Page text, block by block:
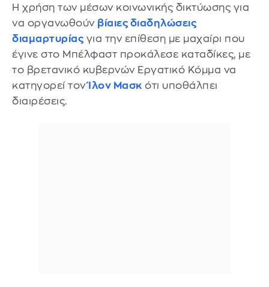
Η χρήση των μέσων κοινωνικής δικτύωσης για
να οργανωθούν βίαιες διαδηλώσεις
διαμαρτυρίας για την επίθεση με μαχαίρι που
έγινε στο Μπέλφαστ προκάλεσε καταδίκες, με
το βρετανικό κυβερνών Εργατικό Κόμμα να
κατηγορεί τον Ίλον Μασκ ότι υποθάλπει
διαιρέσεις.